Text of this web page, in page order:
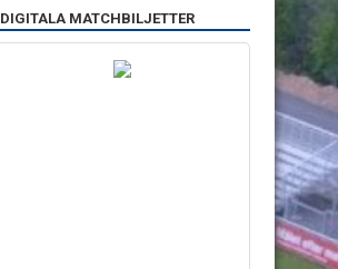
DIGITALA MATCHBILJETTER